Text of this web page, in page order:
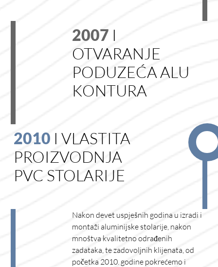
2007 I
OTVARANJE
PODUZEĆA ALU
KONTURA
2010 I VLASTITA
PROIZVODNJA
PVC STOLARIJE
Nakon devet uspješnih godina u izradi i
montaži aluminijske stolarije, nakon
mnoštva kvalitetno odrađenih
zadataka, te zadovoljnih klijenata, od
početka 2010. godine pokrećemo i